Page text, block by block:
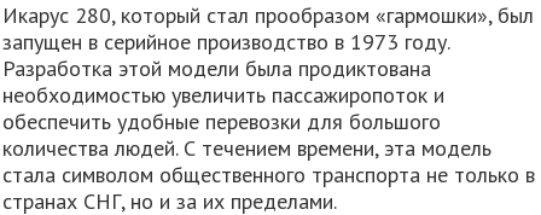
Икарус 280, который стал прообразом «гармошки», был
запущен в серийное производство в 1973 году.
Разработка этой модели была продиктована
необходимостью увеличить пассажиропоток и
обеспечить удобные перевозки для большого
количества людей. С течением времени, эта модель
стала символом общественного транспорта не только в
странах СНГ, но и за их пределами.